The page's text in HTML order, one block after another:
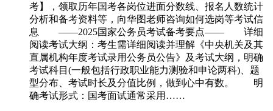
考】，领取历年国考各岗位进面分数线、报名人数统计
分析和备考资料等，向华图老师咨询如何选岗等考试信
息 ——2025国家公务员考试备考要点—— 详细
阅读考试大纲：考生需详细阅读并理解《中央机关及其
直属机构年度考试录用公务员公告》及考试大纲，明确
考试科目(一般包括行政职业能力测验和申论两科)、题
型分布、考试时长及分值比例，做到心中有数。 明
确考试形式：国考面试通常采用……